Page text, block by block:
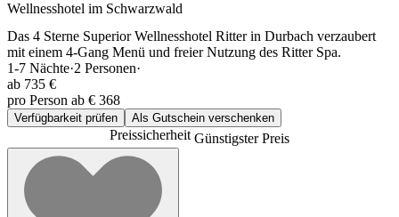
Wellnesshotel im Schwarzwald
Das 4 Sterne Superior Wellnesshotel Ritter in Durbach verzaubert
mit einem 4-Gang Menü und freier Nutzung des Ritter Spa.
1-7 Nächte·2 Personen·
ab 735 €
pro Person ab € 368
Verfügbarkeit prüfen Als Gutschein verschenken
PreissicherheitGünstigster Preis